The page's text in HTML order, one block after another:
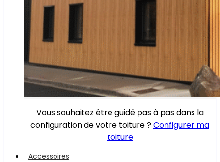
Vous souhaitez être guidé pas à pas dans la
configuration de votre toiture ?Configurer ma
toiture
Accessoires